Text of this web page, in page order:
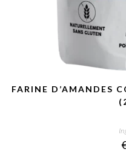
FARINE D’AMANDES